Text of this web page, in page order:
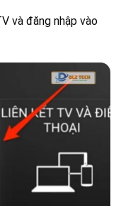
và đăng nhập vào